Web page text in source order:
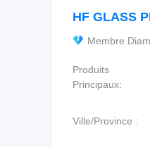
HF GLASS
Membre
Produits
Principaux:
Ville/Province :